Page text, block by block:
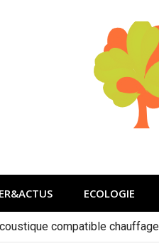
ECOLOGIE
compatible